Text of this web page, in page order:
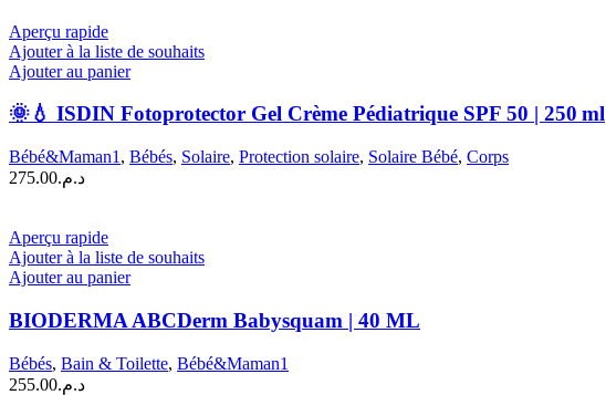
Aperçu rapide
Ajouter à la liste de souhaits
Ajouter au panier
🌞💧 ISDIN Fotoprotector Gel Crème Pédiatrique SPF 50 | 250 ml
Bébé&Maman1 , Bébés, Solaire, Protection solaire, Solaire Bébé, Corps
د.م.275.00
Aperçu rapide
Ajouter à la liste de souhaits
Ajouter au panier
BIODERMA ABCDerm Babysquam | 40 ML
Bébés, Bain & Toilette, Bébé&Maman1
د.م.255.00